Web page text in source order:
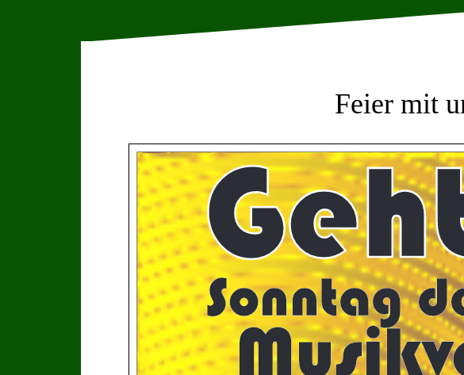
Feier mit
Sonntag